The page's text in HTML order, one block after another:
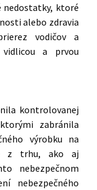
nedostatky, ktoré
alebo zdravia
vodičov a
a prvou
kontrolovanej
zabránila
výrobku na
z trhu, ako aj
nebezpečnom
nebezpečného